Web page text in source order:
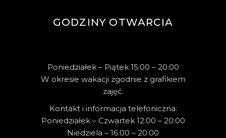
GODZINY OTWARCIA
Poniedziałek – Piątek 15:00 – 20:00
W okresie wakacji zgodnie z grafikiem
zajęć.
Kontakt i informacja telefoniczna:
Poniedziałek – Czwartek 12:00 – 20:00
Niedziela – 16:00 – 20:00